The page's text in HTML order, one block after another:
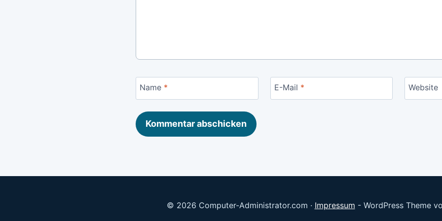
Name * E-Mail * Website
© 2026 Computer-Administrator.com · Impressum - WordPress Theme